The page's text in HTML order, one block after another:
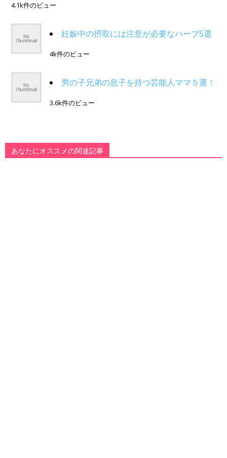
4.1k件のビュー
妊娠中の摂取には注意が必要なハーブ5選
4k件のビュー
男の子兄弟の息子を持つ芸能人ママ５選！
3.6k件のビュー
あなたにオススメの関連記事